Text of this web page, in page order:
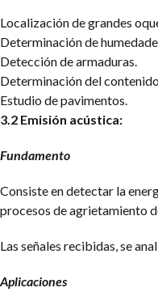
Localización de grandes
Determinación de
Detección de armaduras.
Determinación del
Estudio de pavimentos.
3.2 Emisión acústica:
Fundamento
Consiste en detectar la
procesos de agrietamiento
Las señales recibidas, se
Aplicaciones